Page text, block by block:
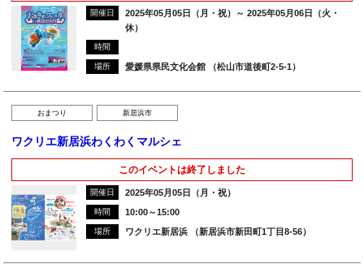
開催日
2025年05月05日（月・祝）～ 2025年05月06日（火・
休）
時間
場所 愛媛県県民文化会館 （松山市道後町2-5-1）
おまつり 新居浜市
ワクリエ新居浜わくわくマルシェ
このイベントは終了しました
開催日 2025年05月05日（月・祝）
時間 10:00～15:00
場所 ワクリエ新居浜 （新居浜市新田町1丁目8-56）